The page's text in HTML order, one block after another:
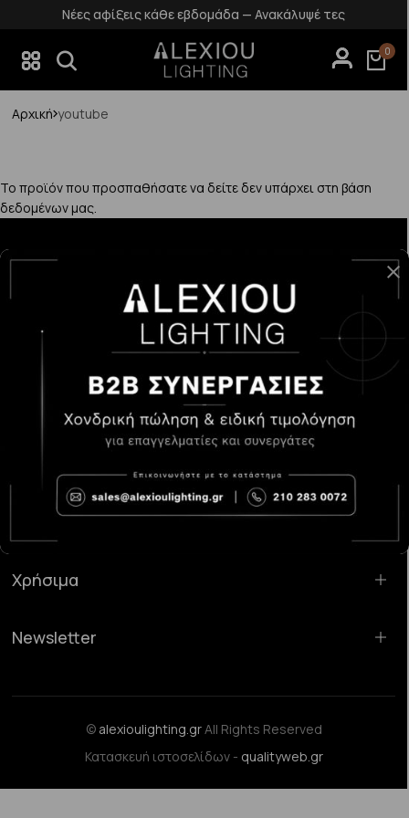
Νέες αφίξεις κάθε εβδομάδα — Ανακάλυψέ τες
0
Αρχική youtube
Το προϊόν που προσπαθήσατε να δείτε δεν υπάρχει στη βάση
δεδομένων μας.
Κατάστημα Χαλάνδρι:Σαρανταπόρου 55, 15232, Χαλάνδρι
sales@alexioulighting.gr
210 283 0072
6983123181
Χρήσιμα
Newsletter
© alexioulighting.grAll Rights Reserved
Κατασκευή ιστοσελίδων - qualityweb.gr